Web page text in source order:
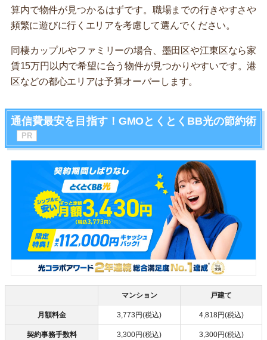
算内で物件が見つかるはずです。職場までの行きやすさや
頻繁に遊びに行くエリアを考慮して選んでください。
同棲カップルやファミリーの場合、墨田区や江東区なら家
賃15万円以内で希望に合う物件が見つかりやすいです。港
区などの都心エリアは予算オーバーします。
通信費最安を目指す！GMOとくとくBB光の節約術
マンション 戸建て
月額料金 3,773円(税込) 4,818円(税込)
契約事務手数料 3,300円(税込) 3,300円(税込)